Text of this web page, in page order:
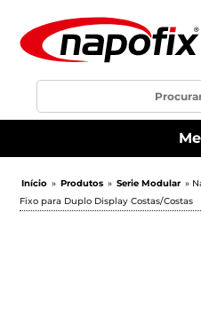
Início » Produtos » Serie Modular »
Fixo para Duplo Display Costas/Costas